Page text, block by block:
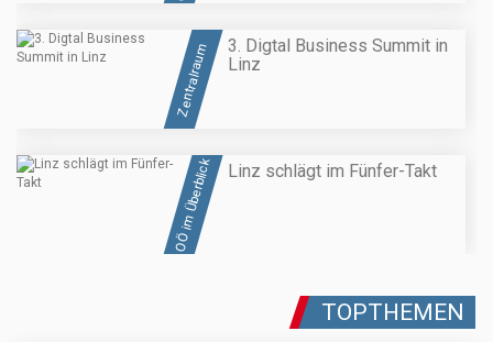
Zentralraum
3. Digtal Business Summit in
Linz
OÖ im Überblick Linz schlägt im Fünfer-Takt
TOPTHEMEN